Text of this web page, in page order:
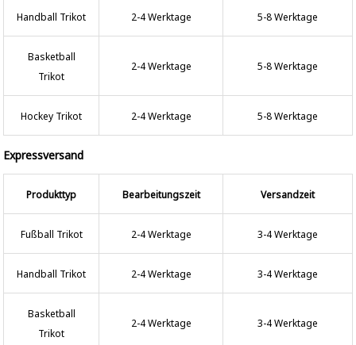
Handball Trikot 2-4 Werktage 5-8 Werktage
Basketball
Trikot
2-4 Werktage 5-8 Werktage
Hockey Trikot 2-4 Werktage 5-8 Werktage
Expressversand
Produkttyp Bearbeitungszeit Versandzeit
Fußball Trikot 2-4 Werktage 3-4 Werktage
Handball Trikot 2-4 Werktage 3-4 Werktage
Basketball
Trikot
2-4 Werktage 3-4 Werktage